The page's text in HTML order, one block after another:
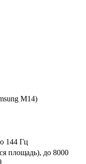
M14)
144 Гц
площадь), до 8000